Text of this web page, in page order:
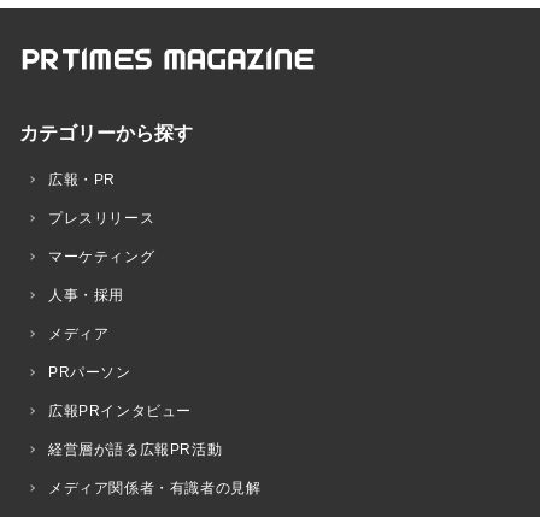
カテゴリーから探す
広報・PR
プレスリリース
マーケティング
人事・採用
メディア
PRパーソン
広報PRインタビュー
経営層が語る広報PR活動
メディア関係者・有識者の見解